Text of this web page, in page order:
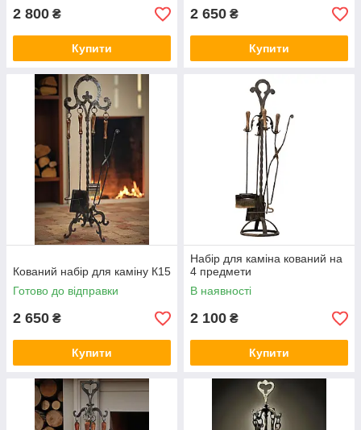
2 800 ₴
Купити
2 650 ₴
Купити
Кований набір для каміну К15
Готово до відправки
2 650 ₴
Купити
Набір для каміна кований на
4 предмети
В наявності
2 100 ₴
Купити